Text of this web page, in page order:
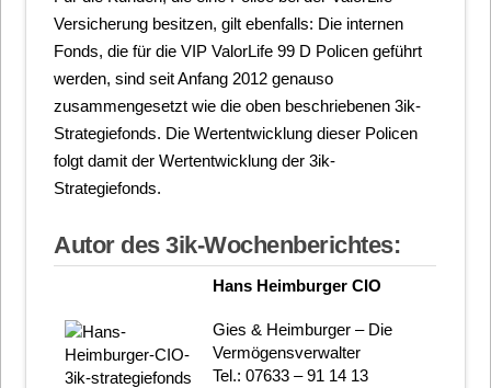
Versicherung besitzen, gilt ebenfalls: Die internen
Fonds, die für die VIP ValorLife 99 D Policen geführt
werden, sind seit Anfang 2012 genauso
zusammengesetzt wie die oben beschriebenen 3ik-
Strategiefonds. Die Wertentwicklung dieser Policen
folgt damit der Wertentwicklung der 3ik-
Strategiefonds.
Autor des 3ik-Wochenberichtes:
Hans Heimburger CIO
Gies & Heimburger – Die
Vermögensverwalter
Tel.: 07633 – 91 14 13